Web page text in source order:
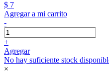
$ 7
Agregar a mi carrito
-
+
Agregar
No hay suficiente stock
×